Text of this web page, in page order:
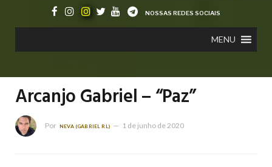
NOSSAS REDES SOCIAIS
MENU
Arcanjo Gabriel – “Paz”
Por NEVA (GABRIEL RL) 1 de junho de 2020